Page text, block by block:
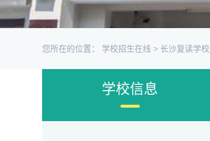
您所在的位置： 学校招生在线 > 长沙复读学校
学校信息